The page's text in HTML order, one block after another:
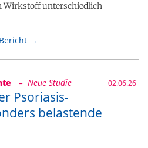
Wirkstoff unterschiedlich
→
– Neue Studie 02.06.26
Psoriasis-
belastende